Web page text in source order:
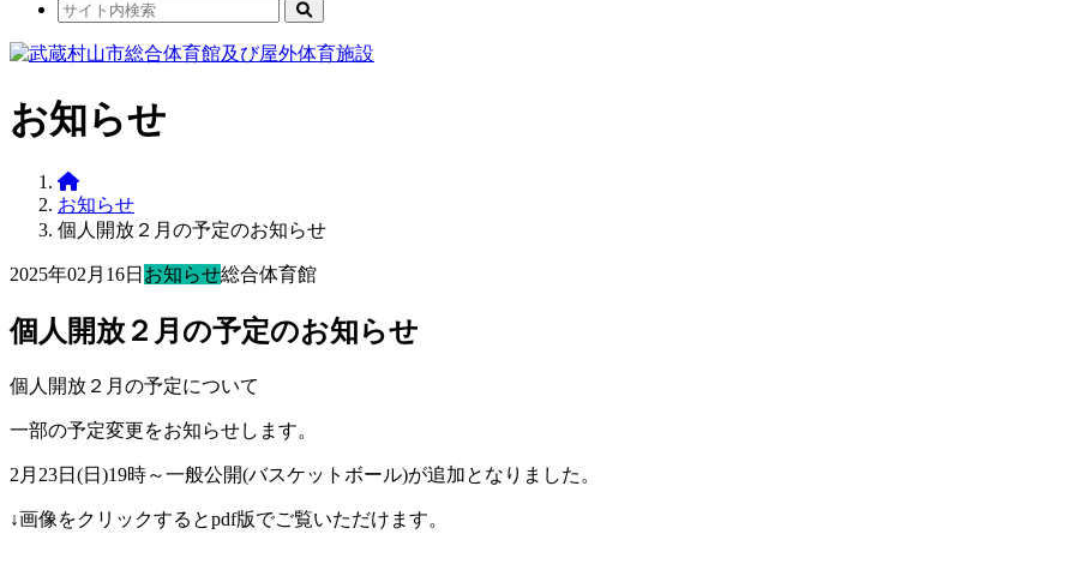
お知らせ
お知らせ
個人開放２月の予定のお知らせ
2025年02月16日 お知らせ総合体育館
個人開放２月の予定のお知らせ
個人開放２月の予定について
一部の予定変更をお知らせします。
2月23日(日)19時～一般公開(バスケットボール)が追加となりました。
↓画像をクリックするとpdf版でご覧いただけます。